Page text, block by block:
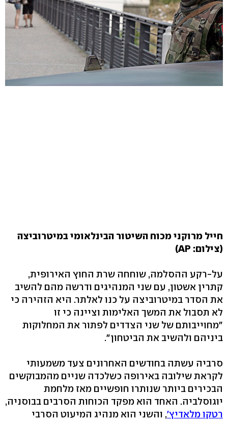
חייל מרוקני מכוח השיטור הבינלאומי במיטרוביצה
(צילום: AP)
על-רקע ההסלמה, שוחחה שרת החוץ האירופית,
קתרין אשטון, עם שני המנהיגים ודרשה מהם להשיב
את הסדר במיטרוביצה על כנו לאלתר. היא הזהירה כי
לא תסבול את המשך האלימות וציינה כי זו
"מחוייבותם של שני הצדדים לפתור את המחלוקות
ביניהם ולהשיב את הביטחון".
סרביה עשתה בחודשים האחרונים צעד משמעותי
לקראת שילובה באירופה כשלכדה שניים מהמבוקשים
הבכירים ביותר שנותרו חופשיים מאז מלחמת
יוגוסלביה. האחד הוא מפקד הכוחות הסרבים בבוסניה,
רטקו מלאדיץ', והשני הוא מנהיג המיעוט הסרבי